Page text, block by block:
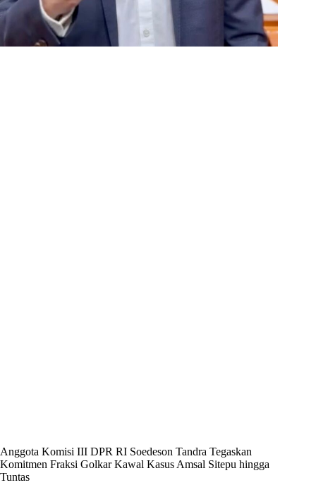
Anggota Komisi III DPR RI Soedeson Tandra Tegaskan
Komitmen Fraksi Golkar Kawal Kasus Amsal Sitepu hingga
Tuntas